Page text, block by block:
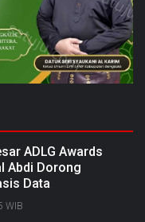
ADLG Awards
Abdi Dorong
Data
WIB